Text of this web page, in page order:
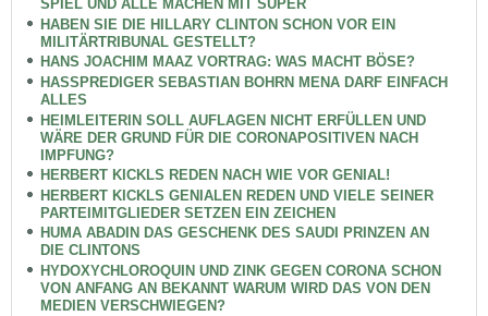
SPIEL UND ALLE MACHEN MIT SUPER
HABEN SIE DIE HILLARY CLINTON SCHON VOR EIN
MILITÄRTRIBUNAL GESTELLT?
HANS JOACHIM MAAZ VORTRAG: WAS MACHT BÖSE?
HASSPREDIGER SEBASTIAN BOHRN MENA DARF EINFACH
ALLES
HEIMLEITERIN SOLL AUFLAGEN NICHT ERFÜLLEN UND
WÄRE DER GRUND FÜR DIE CORONAPOSITIVEN NACH
IMPFUNG?
HERBERT KICKLS REDEN NACH WIE VOR GENIAL!
HERBERT KICKLS GENIALEN REDEN UND VIELE SEINER
PARTEIMITGLIEDER SETZEN EIN ZEICHEN
HUMA ABADIN DAS GESCHENK DES SAUDI PRINZEN AN
DIE CLINTONS
HYDOXYCHLOROQUIN UND ZINK GEGEN CORONA SCHON
VON ANFANG AN BEKANNT WARUM WIRD DAS VON DEN
MEDIEN VERSCHWIEGEN?